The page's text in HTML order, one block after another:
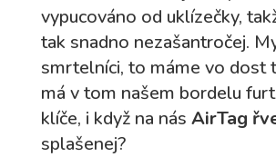
vypucováno od uklízečky,
tak snadno nezašantročej.
smrtelníci, to máme vo dost
má v tom našem bordelu
klíče, i když na nás AirTag
splašenej?